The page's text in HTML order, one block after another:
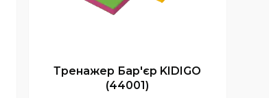
Тренажер Бар'єр KIDIGO
(44001)